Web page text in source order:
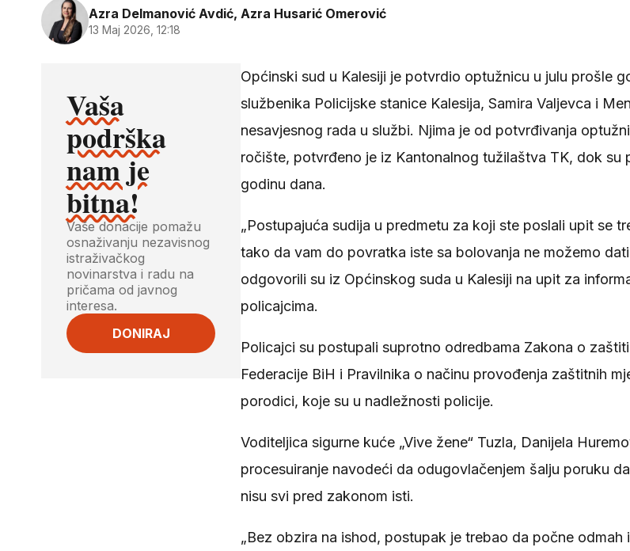
Azra Delmanović Avdić, Azra Husarić Omerović
13 Maj 2026, 12:18
Vaša
podrška
nam je
bitna!
Vaše donacije pomažu
osnaživanju nezavisnog
istraživačkog
novinarstva i radu na
pričama od javnog
interesa.
DONIRAJ
Općinski sud u Kalesiji je potvrdio optužnicu u julu prošle
službenika Policijske stanice Kalesija, Samira Valjevca i
nesavjesnog rada u službi. Njima je od potvrđivanja
ročište, potvrđeno je iz Kantonalnog tužilaštva TK, dok su
godinu dana.
„Postupajuća sudija u predmetu za koji ste poslali upit se
tako da vam do povratka iste sa bolovanja ne možemo
odgovorili su iz Općinskog suda u Kalesiji na upit za
policajcima.
Policajci su postupali suprotno odredbama Zakona o
Federacije BiH i Pravilnika o načinu provođenja zaštitnih
porodici, koje su u nadležnosti policije.
Voditeljica sigurne kuće „Vive žene“ Tuzla, Danijela
procesuiranje navodeći da odugovlačenjem šalju poruku
nisu svi pred zakonom isti.
„Bez obzira na ishod, postupak je trebao da počne odmah